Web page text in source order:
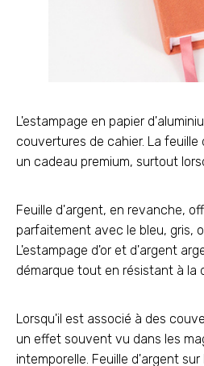
L'estampage en papier
couvertures de cahier. La
un cadeau premium, surtout
Feuille d'argent, en revanche,
parfaitement avec le bleu, gris,
L'estampage d'or et d'argent
démarque tout en résistant à la
Lorsqu'il est associé à des
un effet souvent vu dans les
intemporelle. Feuille d'argent